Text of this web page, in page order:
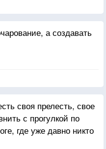
а создавать
своя прелесть, свое
с прогулкой по
где уже давно никто